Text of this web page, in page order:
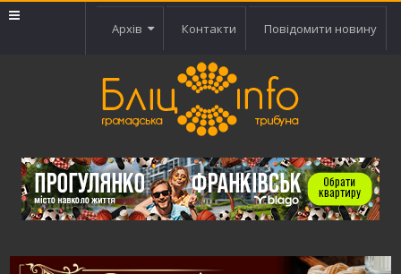
Архів Контакти Повідомити новину